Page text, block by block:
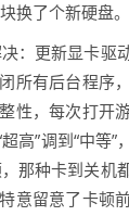
换了个新硬盘。
：更新显卡驱
所有后台程序
性，每次打开
高”调到“中等”
那种卡到关机
意留意了卡顿